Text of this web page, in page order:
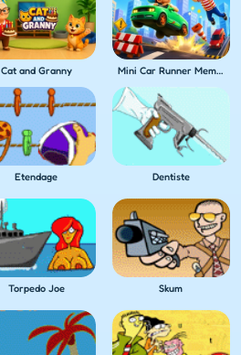
Cat and Granny Mini Car Runner Meme Games
Etendage Dentiste
Torpedo Joe Skum